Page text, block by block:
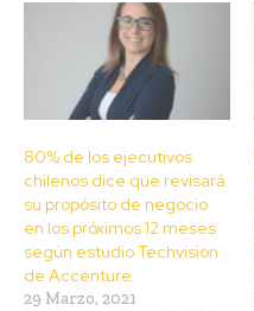
80% de los ejecutivos
chilenos dice que revisará
su propósito de negocio
en los próximos 12 meses
según estudio Techvision
de Accenture
29 Marzo, 2021